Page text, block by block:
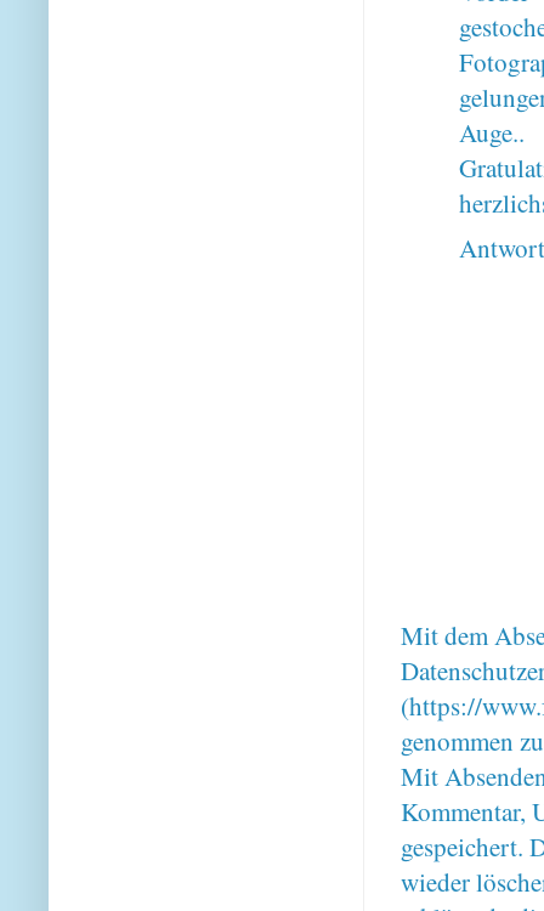
Auge..
Mit dem
(https://
genommen
Mit
Kommentar,
gespeichert.
wieder